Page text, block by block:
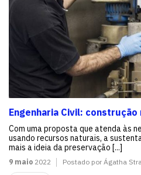
Engenharia Civil:
Com uma proposta que atenda às
usando recursos naturais, a
mais a ideia da preservação [...]
9 maio 2022 Postado por Ágatha